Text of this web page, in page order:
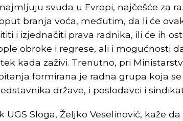
svuda u Evropi, najčešće za
branja voća, međutim, da li će
i izjednačiti prava radnika, ili će ih
obroke i regrese, ali i mogućnosti
kada zaživi. Trenutno, pri
formirana je radna grupa koja
države, i poslodavci i
UGS Sloga, Željko Veselinović, kaže